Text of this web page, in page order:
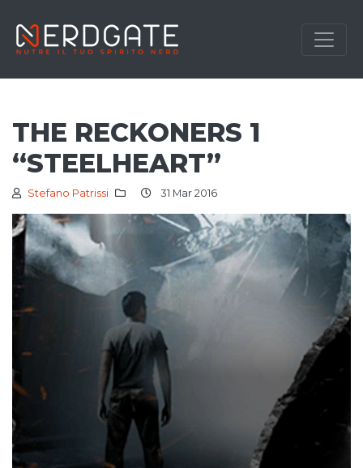
THE RECKONERS 1
“STEELHEART”
Stefano Patrissi 31 Mar 2016